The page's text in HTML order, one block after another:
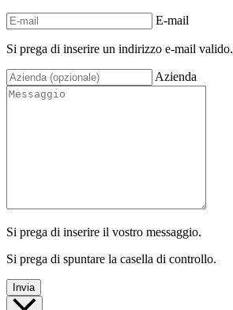
E-mail
Si prega di inserire un indirizzo e-mail valido.
Azienda
Si prega di inserire il vostro messaggio.
Si prega di spuntare la casella di controllo.
Invia